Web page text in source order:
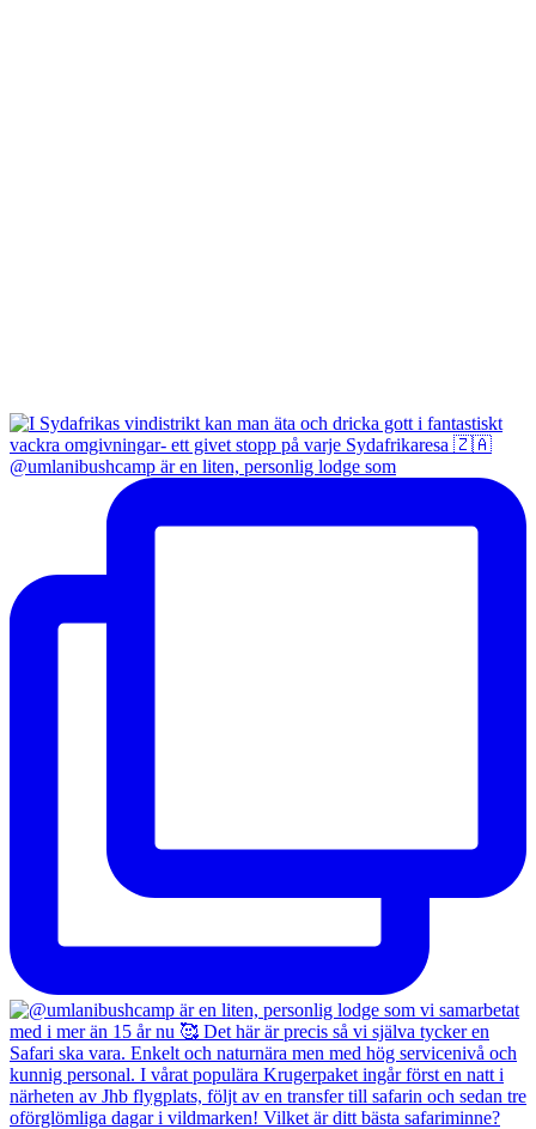
@umlanibushcamp är en liten, personlig lodge som